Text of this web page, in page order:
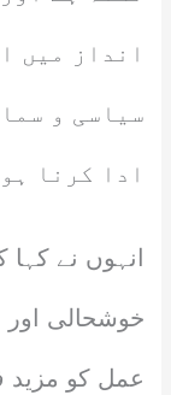
انداز میں
سیاسی و
ادا کرنا
انہوں نے
خوشحالی
عمل کو مزید